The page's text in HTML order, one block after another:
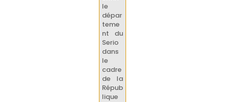
le
dépar
teme
nt du
Serio
dans
le
cadre
de la
Répub
lique